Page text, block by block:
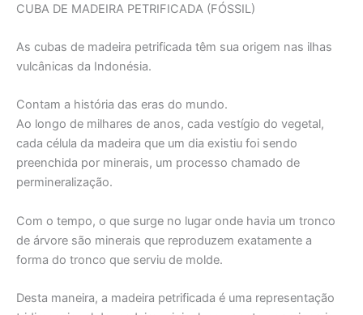
CUBA DE MADEIRA PETRIFICADA (FÓSSIL)
As cubas de madeira petrificada têm sua origem nas ilhas
vulcânicas da Indonésia.
Contam a história das eras do mundo.
Ao longo de milhares de anos, cada vestígio do vegetal,
cada célula da madeira que um dia existiu foi sendo
preenchida por minerais, um processo chamado de
permineralização.
Com o tempo, o que surge no lugar onde havia um tronco
de árvore são minerais que reproduzem exatamente a
forma do tronco que serviu de molde.
Desta maneira, a madeira petrificada é uma representação